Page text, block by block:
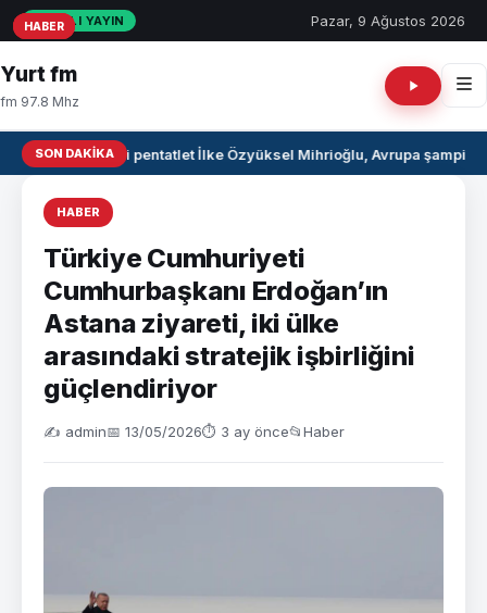
CANLI YAYIN Pazar, 9 Ağustos 2026
Yurt fm
fm 97.8 Mhz
SON DAKIKAMilli pentatlet İlke Özyüksel Mihrioğlu, Avrupa
HABER
Türkiye Cumhuriyeti
Cumhurbaşkanı Erdoğan’ın
Astana ziyareti, iki ülke
arasındaki stratejik işbirliğini
güçlendiriyor
✍️ admin📅 13/05/2026⏱ 3 ay önce📂Haber
HABER
HABER
HABER